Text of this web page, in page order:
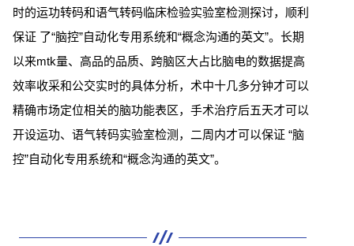
时的运功转码和语气转码临床检验实验室检测探讨，顺利
保证 了“脑控”自动化专用系统和“概念沟通的英文”。长期
以来mtk量、高品的品质、跨脑区大占比脑电的数据提高
效率收采和公交实时的具体分析，术中十几多分钟才可以
精确市场定位相关的脑功能表区，手术治疗后五天才可以
开设运功、语气转码实验室检测，二周内才可以保证 “脑
控”自动化专用系统和“概念沟通的英文”。